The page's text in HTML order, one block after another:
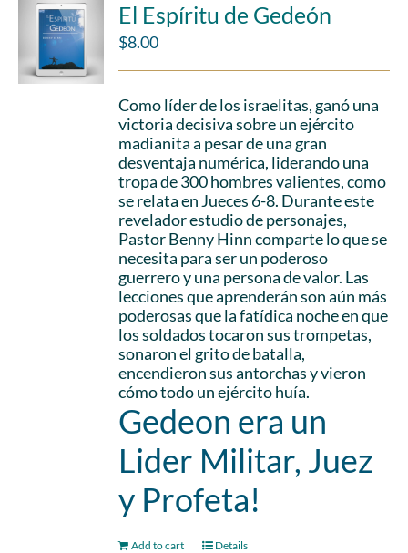
El Espíritu de Gedeón
$8.00
Como líder de los israelitas, ganó una
victoria decisiva sobre un ejército
madianita a pesar de una gran
desventaja numérica, liderando una
tropa de 300 hombres valientes, como
se relata en Jueces 6-8. Durante este
revelador estudio de personajes,
Pastor Benny Hinn comparte lo que se
necesita para ser un poderoso
guerrero y una persona de valor. Las
lecciones que aprenderán son aún más
poderosas que la fatídica noche en que
los soldados tocaron sus trompetas,
sonaron el grito de batalla,
encendieron sus antorchas y vieron
cómo todo un ejército huía.
Gedeon era un
Lider Militar, Juez
y Profeta!
Add to cart Details